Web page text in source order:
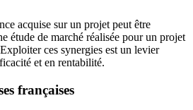
acquise sur un projet peut être
étude de marché réalisée pour un projet
ces synergies est un levier
et en rentabilité.
françaises